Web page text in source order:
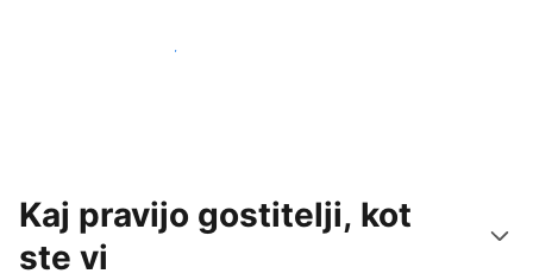
Pridobite nove goste še danes
Kaj pravijo gostitelji, kot
ste vi